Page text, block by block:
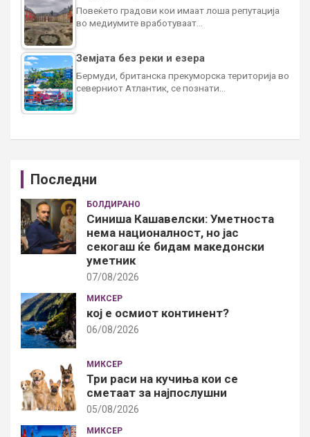
Повеќето градови кои имаат лоша репутација
во медиумите вработуваат…
Земјата без реки и езера
Бермуди, британска прекуморска територија во
северниот Атлантик, се познати…
Последни
БОЛДИРАНО
Синиша Кашавелски: Уметноста
нема националност, но јас
секогаш ќе бидам македонски
уметник
07/08/2026
МИКСЕР
кој е осмиот континент?
06/08/2026
МИКСЕР
Три раси на кучиња кои се
сметаат за најпослушни
05/08/2026
МИКСЕР